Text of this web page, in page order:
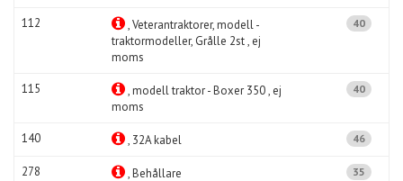
112
, Veterantraktorer, modell -
traktormodeller, Grålle 2st , ej
moms
40
115
, modell traktor - Boxer 350 , ej
moms
40
140 , 32A kabel 46
278 , Behållare 35